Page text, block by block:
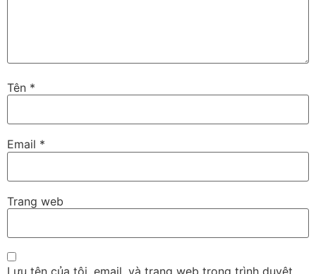
Tên *
Email *
Trang web
Lưu tên của tôi, email, và trang web trong trình duyệt